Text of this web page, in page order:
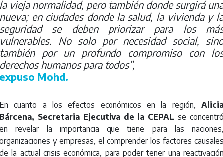
la vieja normalidad, pero también donde surgirá una
nueva; en ciudades donde la salud, la vivienda y la
seguridad se deben priorizar para los más
vulnerables. No solo por necesidad social, sino
también por un profundo compromiso con los
derechos humanos para todos”,
expuso Mohd.
En cuanto a los efectos económicos en la región, Alicia
Bárcena, Secretaria Ejecutiva de la CEPAL se
en revelar la importancia que tiene para las naciones,
organizaciones y empresas, el comprender los factores causales
de la actual crisis económica, para poder tener una reactivación